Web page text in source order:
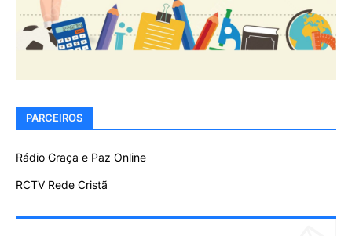
PARCEIROS
Rádio Graça e Paz Online
RCTV Rede Cristã